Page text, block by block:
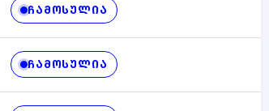
ᲩᲐᲛᲝᲡᲣᲚᲘᲐ
ᲩᲐᲛᲝᲡᲣᲚᲘᲐ